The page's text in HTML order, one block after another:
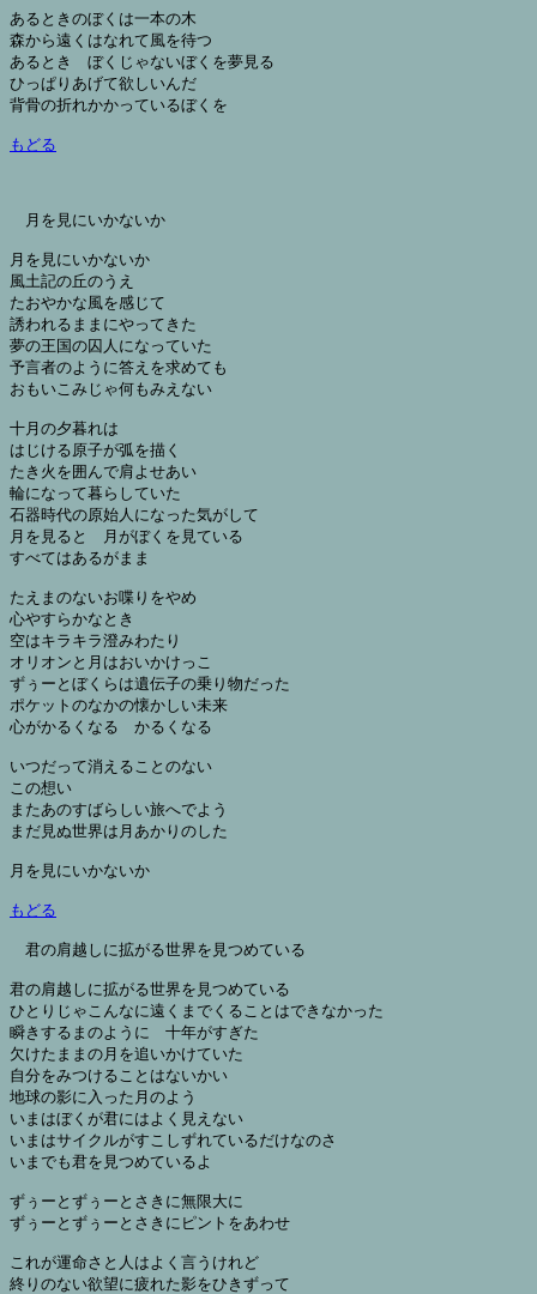
あるときのぼくは一本の木
森から遠くはなれて風を待つ
あるとき　ぼくじゃないぼくを夢見る
ひっぱりあげて欲しいんだ
背骨の折れかかっているぼくを
もどる
月を見にいかないか
月を見にいかないか
風土記の丘のうえ
たおやかな風を感じて
誘われるままにやってきた
夢の王国の囚人になっていた
予言者のように答えを求めても
おもいこみじゃ何もみえない
十月の夕暮れは
はじける原子が弧を描く
たき火を囲んで肩よせあい
輪になって暮らしていた
石器時代の原始人になった気がして
月を見ると　月がぼくを見ている
すべてはあるがまま
たえまのないお喋りをやめ
心やすらかなとき
空はキラキラ澄みわたり
オリオンと月はおいかけっこ
ずぅーとぼくらは遺伝子の乗り物だった
ポケットのなかの懐かしい未来
心がかるくなる　かるくなる
いつだって消えることのない
この想い
またあのすばらしい旅へでよう
まだ見ぬ世界は月あかりのした
月を見にいかないか
もどる
君の肩越しに拡がる世界を見つめている
君の肩越しに拡がる世界を見つめている
ひとりじゃこんなに遠くまでくることはできなかった
瞬きするまのように　十年がすぎた
欠けたままの月を追いかけていた
自分をみつけることはないかい
地球の影に入った月のよう
いまはぼくが君にはよく見えない
いまはサイクルがすこしずれているだけなのさ
いまでも君を見つめているよ
ずぅーとずぅーとさきに無限大に
ずぅーとずぅーとさきにピントをあわせ
これが運命さと人はよく言うけれど
終りのない欲望に疲れた影をひきずって